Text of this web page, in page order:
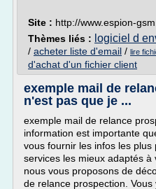
Site : http://www.espion-
Thèmes liés : logiciel d
/ acheter liste d'email / lire
d'achat d'un fichier client
exemple mail de
n'est pas que je ...
exemple mail de relance
information est importante
vous fournir les infos les
services les mieux adaptés
nous vous proposons de
de relance prospection.